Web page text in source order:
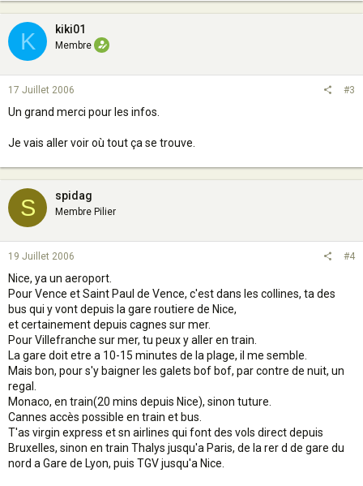
K kiki01
Membre
17 Juillet 2006 #3
Un grand merci pour les infos.
Je vais aller voir où tout ça se trouve.
S spidag
Membre Pilier
19 Juillet 2006 #4
Nice, ya un aeroport.
Pour Vence et Saint Paul de Vence, c'est dans les collines, ta des
bus qui y vont depuis la gare routiere de Nice,
et certainement depuis cagnes sur mer.
Pour Villefranche sur mer, tu peux y aller en train.
La gare doit etre a 10-15 minutes de la plage, il me semble.
Mais bon, pour s'y baigner les galets bof bof, par contre de nuit, un
regal.
Monaco, en train(20 mins depuis Nice), sinon tuture.
Cannes accès possible en train et bus.
T'as virgin express et sn airlines qui font des vols direct depuis
Bruxelles, sinon en train Thalys jusqu'a Paris, de la rer d de gare du
nord a Gare de Lyon, puis TGV jusqu'a Nice.